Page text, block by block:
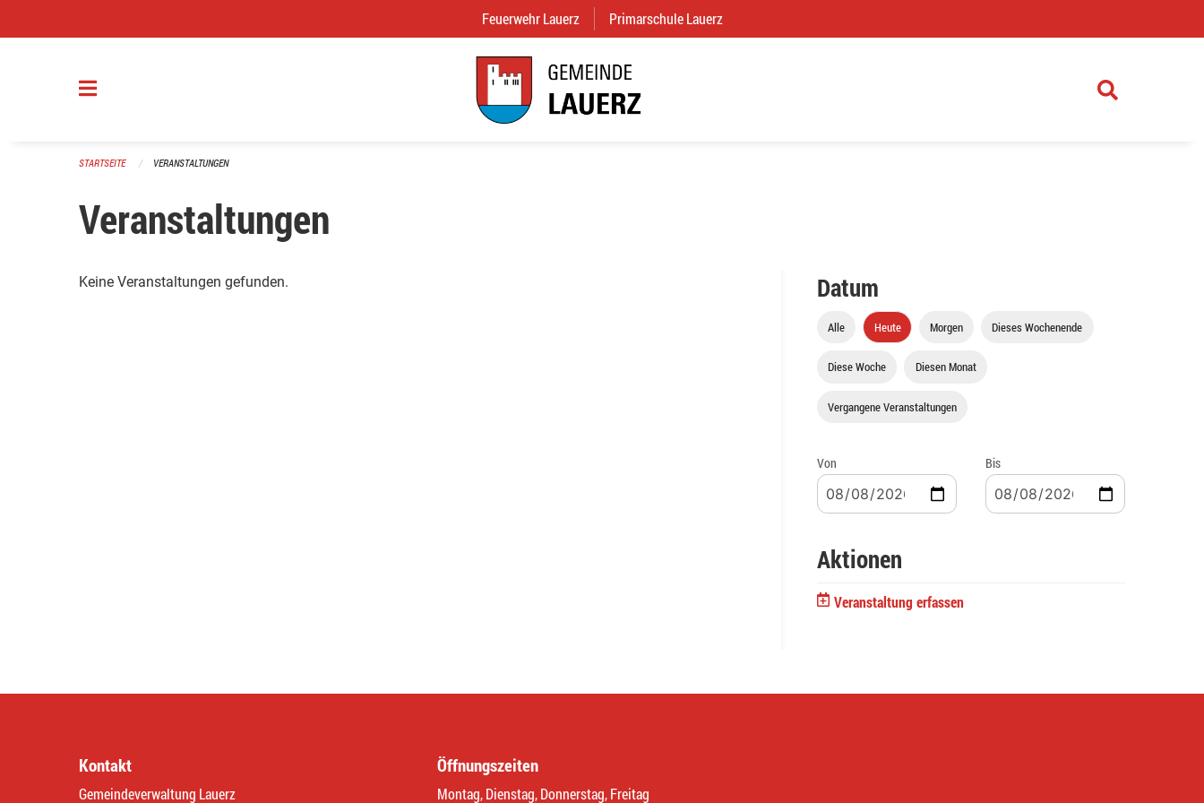
Feuerwehr Lauerz (External Link)
Primarschule Lauerz
STARTSEITE VERANSTALTUNGEN
Veranstaltungen
Keine Veranstaltungen gefunden. Datum
Alle Heute Morgen Dieses Wochenende
Diese Woche Diesen Monat
Vergangene Veranstaltungen
Von Bis
Aktionen
Veranstaltung erfassen
Kontakt
Gemeindeverwaltung Lauerz
Öffnungszeiten
Montag, Dienstag, Donnerstag, Freitag